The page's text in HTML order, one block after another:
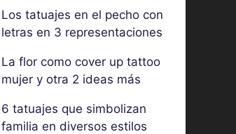
Los tatuajes en el pecho con
letras en 3 representaciones
La flor como cover up tattoo
mujer y otra 2 ideas más
6 tatuajes que simbolizan
familia en diversos estilos